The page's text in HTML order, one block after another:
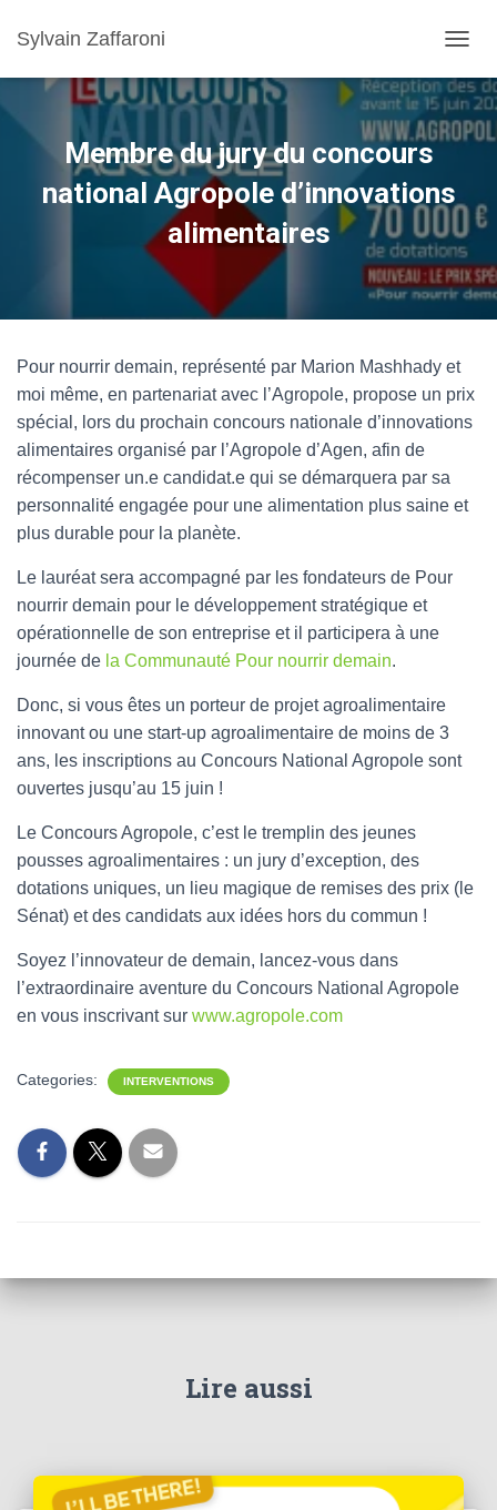
Sylvain Zaffaroni
Membre du jury du concours
national Agropole d’innovations
alimentaires
Pour nourrir demain, représenté par Marion Mashhady et
moi même, en partenariat avec l’Agropole, propose un prix
spécial, lors du prochain concours nationale d’innovations
alimentaires organisé par l’Agropole d’Agen, afin de
récompenser un.e candidat.e qui se démarquera par sa
personnalité engagée pour une alimentation plus saine et
plus durable pour la planète.
Le lauréat sera accompagné par les fondateurs de Pour
nourrir demain pour le développement stratégique et
opérationnelle de son entreprise et il participera à une
journée de la Communauté Pour nourrir demain.
Donc, si vous êtes un porteur de projet agroalimentaire
innovant ou une start-up agroalimentaire de moins de 3
ans, les inscriptions au Concours National Agropole sont
ouvertes jusqu’au 15 juin !
Le Concours Agropole, c’est le tremplin des jeunes
pousses agroalimentaires : un jury d’exception, des
dotations uniques, un lieu magique de remises des prix (le
Sénat) et des candidats aux idées hors du commun !
Soyez l’innovateur de demain, lancez-vous dans
l’extraordinaire aventure du Concours National Agropole
en vous inscrivant sur www.agropole.com
Categories: INTERVENTIONS
Lire aussi